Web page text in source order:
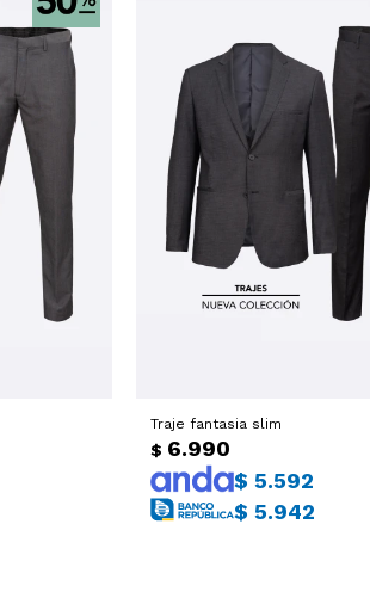
Traje fantasia slim
$ 6.990
$ 5.592
$ 5.942